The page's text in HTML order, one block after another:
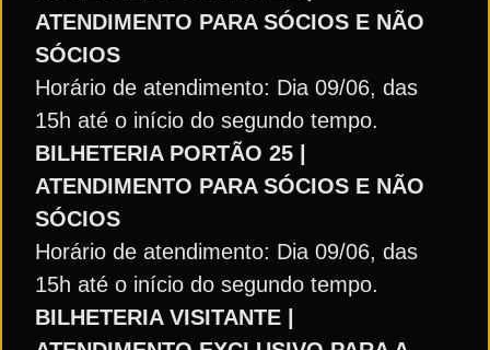
ATENDIMENTO PARA SÓCIOS E NÃO
SÓCIOS
Horário de atendimento: Dia 09/06, das
15h até o início do segundo tempo.
BILHETERIA PORTÃO 25 |
ATENDIMENTO PARA SÓCIOS E NÃO
SÓCIOS
Horário de atendimento: Dia 09/06, das
15h até o início do segundo tempo.
BILHETERIA VISITANTE |